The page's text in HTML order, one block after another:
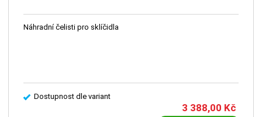
Náhradní čelisti pro sklíčidla
Dostupnost dle variant
3 388,00 Kč